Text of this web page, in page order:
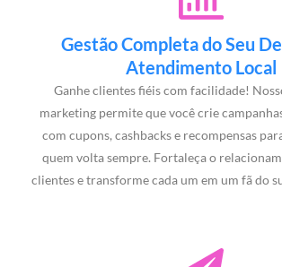
Gestão Completa do Seu
Atendimento Local
Ganhe clientes fiéis com facilidade!
marketing permite que você crie
com cupons, cashbacks e recompensas
quem volta sempre. Fortaleça o
clientes e transforme cada um em um fã do